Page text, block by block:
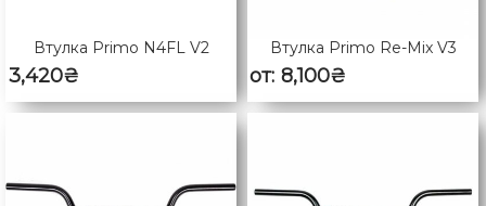
Втулка Primo N4FL V2
3,420₴
Втулка Primo Re-Mix V3
от: 8,100₴